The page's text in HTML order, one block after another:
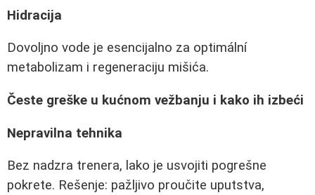
Hidracija
Dovoljno vode je esencijalno za optimální
metabolizam i regeneraciju mišića.
Česte greške u kućnom vežbanju i kako ih izbeći
Nepravilna tehnika
Bez nadzra trenera, lako je usvojiti pogrešne
pokrete. Rešenje: pažljivo proučite uputstva,